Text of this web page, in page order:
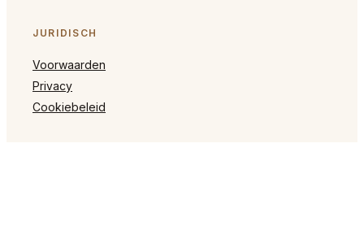
JURIDISCH
Voorwaarden
Privacy
Cookiebeleid